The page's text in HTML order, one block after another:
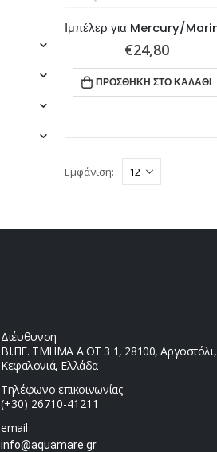
€24,80
ΠΡΟΣΘΉΚΗ ΣΤΟ ΚΑΛΆΘΙ
Εμφάνιση:
Διέυθυνση
ΒΙ.ΠΕ. ΤΜΗΜΑ Α ΟΤ 3 1, 28100, Αργοστόλι,
Κεφαλονιά, Ελλάδα
Τηλέφωνο επικοινωνίας
(+30) 26710-41211
email
info@aquamare.gr